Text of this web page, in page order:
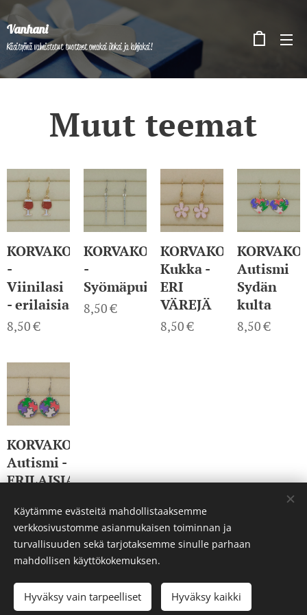
Vanhani
Käsityönä valmistetut tuotteet omaksi iloksi ja lahjaksi!
Muut teemat
KORVAKORUT
-
Viinilasi
- erilaisia
8,50€
KORVAKORUT
-
Syömäpuikot
8,50€
KORVAKORUT
Kukka -
ERI
VÄREJÄ
8,50€
Autismi
Sydän
kulta
8,50€
KORVAKORUT
Autismi -
ERILAISIA
LuotuWebnodella Evästeet
Käytämme evästeitä mahdollistaaksemme
verkkosivustomme asianmukaisen toiminnan ja
turvallisuuden sekä tarjotaksemme sinulle parhaan
mahdollisen käyttökokemuksen.
Hyväksy vain tarpeelliset Hyväksy kaikki